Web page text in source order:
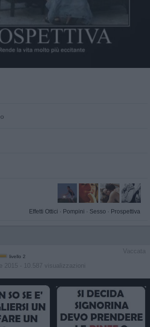
Effetti Ottici · Pompini · Sesso · Prospettiva
Vaccata
livello 2
2015 - 10.587 visualizzazioni